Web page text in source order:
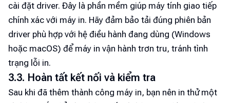
cài đặt driver. Đây là phần mềm giúp máy tính giao tiếp
chính xác với máy in. Hãy đảm bảo tải đúng phiên bản
driver phù hợp với hệ điều hành đang dùng (Windows
hoặc macOS) để máy in vận hành trơn tru, tránh tình
trạng lỗi in.
3.3. Hoàn tất kết nối và kiểm tra
Sau khi đã thêm thành công máy in, bạn nên in thử một